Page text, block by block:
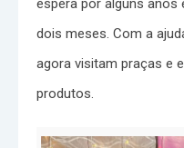
espera por alguns anos
dois meses. Com a
agora visitam praças e
produtos.